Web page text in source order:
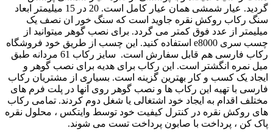
گردید. عیار شمشی همان عیار کامل است. 20 در 15 میلیمتر ابعاد
سنگ رکاب روکش نقره جاوید است که سنگ خور ان نصف یک
میلیمتر از عدد فوق کمتر می گردد. برای نصب گوهر میتوانید از
چسب سری e8000 استفاده کنید. این چسب از طریق خود فروشگاه
رکاب فارسی هم قابل سفارش است. سایز رکاب 61 مردانه طبق
میل نمره انگشتر است. این رکاب برای هدیه برای نصب گوهر و
ایجاد یک کسب و کار بهترین گزینه است. بسیاری از مشتریان رکاب
فارسی با تهیه این رکاب ها و نصب گوهر روی آنها در پلت فرم های
مختلف اقدام به ایجاد خود اشتغالی یا شغل دوم کردند. تمامی رکاب
های روکش نقره در کنترل کیفیت خود توسط وایتکس ، محلول نقره
پاک کن ، پرداخت با صابون پرداخت تست می شوند.